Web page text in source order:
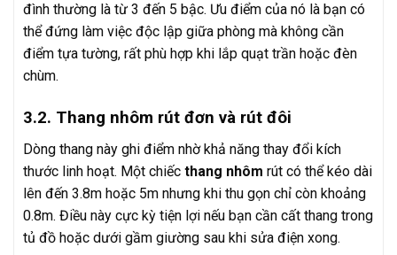
đình thường là từ 3 đến 5 bậc. Ưu điểm của nó là bạn có
thể đứng làm việc độc lập giữa phòng mà không cần
điểm tựa tường, rất phù hợp khi lắp quạt trần hoặc đèn
chùm.
3.2. Thang nhôm rút đơn và rút đôi
Dòng thang này ghi điểm nhờ khả năng thay đổi kích
thước linh hoạt. Một chiếc thang nhôm rút có thể kéo dài
lên đến 3.8m hoặc 5m nhưng khi thu gọn chỉ còn khoảng
0.8m. Điều này cực kỳ tiện lợi nếu bạn cần cất thang trong
tủ đồ hoặc dưới gầm giường sau khi sửa điện xong.